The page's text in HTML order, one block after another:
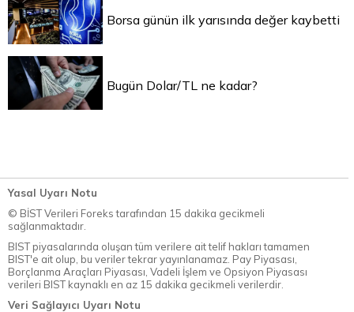
Borsa günün ilk yarısında değer kaybetti
Bugün Dolar/TL ne kadar?
Yasal Uyarı Notu
© BİST Verileri Foreks tarafından 15 dakika gecikmeli
sağlanmaktadır.
BIST piyasalarında oluşan tüm verilere ait telif hakları tamamen
BIST'e ait olup, bu veriler tekrar yayınlanamaz. Pay Piyasası,
Borçlanma Araçları Piyasası, Vadeli İşlem ve Opsiyon Piyasası
verileri BIST kaynaklı en az 15 dakika gecikmeli verilerdir.
Veri Sağlayıcı Uyarı Notu